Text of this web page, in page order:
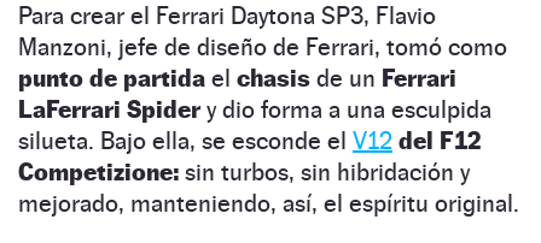
Para crear el Ferrari Daytona SP3, Flavio
Manzoni, jefe de diseño de Ferrari, tomó como
punto de partida el chasis de un Ferrari
LaFerrari Spidery dio forma a una esculpida
silueta. Bajo ella, se esconde el V12 del F12
Competizione: sin turbos, sin hibridación y
mejorado, manteniendo, así, el espíritu original.